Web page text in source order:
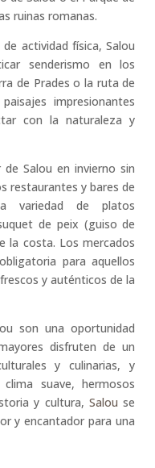
ruinas romanas.
actividad física, Salou
senderismo en los
de Prades o la ruta de
impresionantes
con la naturaleza y
Salou en invierno sin
restaurantes y bares de
variedad de platos
de peix (guiso de
la costa. Los mercados
para aquellos
y auténticos de la
son una oportunidad
disfruten de un
y culinarias, y
suave, hermosos
y cultura,Salou se
y encantador para una